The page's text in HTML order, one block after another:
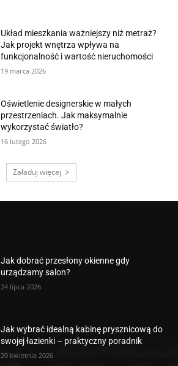
Układ mieszkania ważniejszy niż metraż?
Jak projekt wnętrza wpływa na
funkcjonalność i wartość nieruchomości
19 marca 2026
Oświetlenie designerskie w małych
przestrzeniach. Jak maksymalnie
wykorzystać światło?
16 lutego 2026
Załaduj więcej
Jak dobrać przesłony okienne gdy
urządzamy salon?
24 lipca 2026
Jak wybrać idealną kabinę prysznicową do
swojej łazienki – praktyczny poradnik
20 kwietnia 2026